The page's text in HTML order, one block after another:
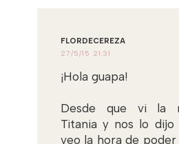
FLORDECEREZA
27/5/15 21:31
¡Hola guapa!
Desde que vi la
Titania y nos lo dijo
veo la hora de poder